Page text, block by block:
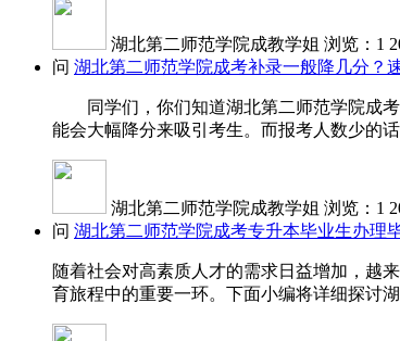
湖北第二师范学院成教学姐 浏览：1
问 湖北第二师范学院成考补录一般降几分？
同学们，你们知道湖北第二师范学院成考
能会大幅降分来吸引考生。而报考人数少的话
湖北第二师范学院成教学姐 浏览：1
问 湖北第二师范学院成考专升本毕业生办理
随着社会对高素质人才的需求日益增加，越
育旅程中的重要一环。下面小编将详细探讨湖